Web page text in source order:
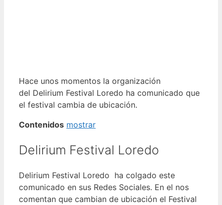
Hace unos momentos la organización
del Delirium Festival Loredo ha comunicado que
el festival cambia de ubicación.
Contenidos mostrar
Delirium Festival Loredo
Delirium Festival Loredo ha colgado este
comunicado en sus Redes Sociales. En el nos
comentan que cambian de ubicación el Festival